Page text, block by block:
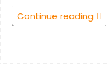
Continue reading